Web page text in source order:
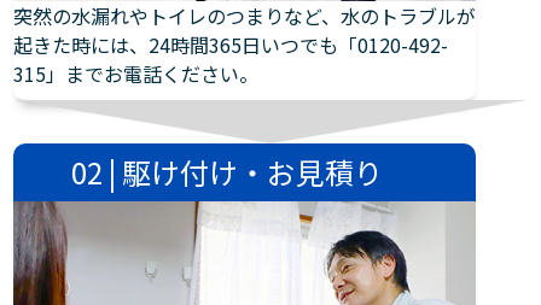
突然の水漏れやトイレのつまりなど、水のトラブルが
起きた時には、24時間365日いつでも「0120-492-
315」までお電話ください。
02 | 駆け付け・お見積り